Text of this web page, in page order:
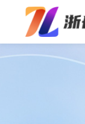
办公效率